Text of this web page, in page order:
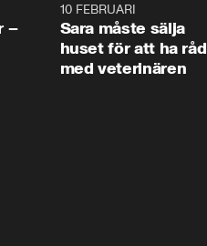
–
10 FEBRUARI
Sara måste sälja
huset för att ha råd
med veterinären